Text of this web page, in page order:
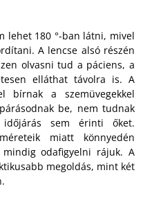
lehet 180 °-ban látni, mivel
A lencse alsó részén
olvasni tud a páciens, a
elláthat távolra is. A
bírnak a szemüvegekkel
be, nem tudnak
sem érinti őket.
miatt könnyedén
odafigyelni rájuk. A
megoldás, mint két